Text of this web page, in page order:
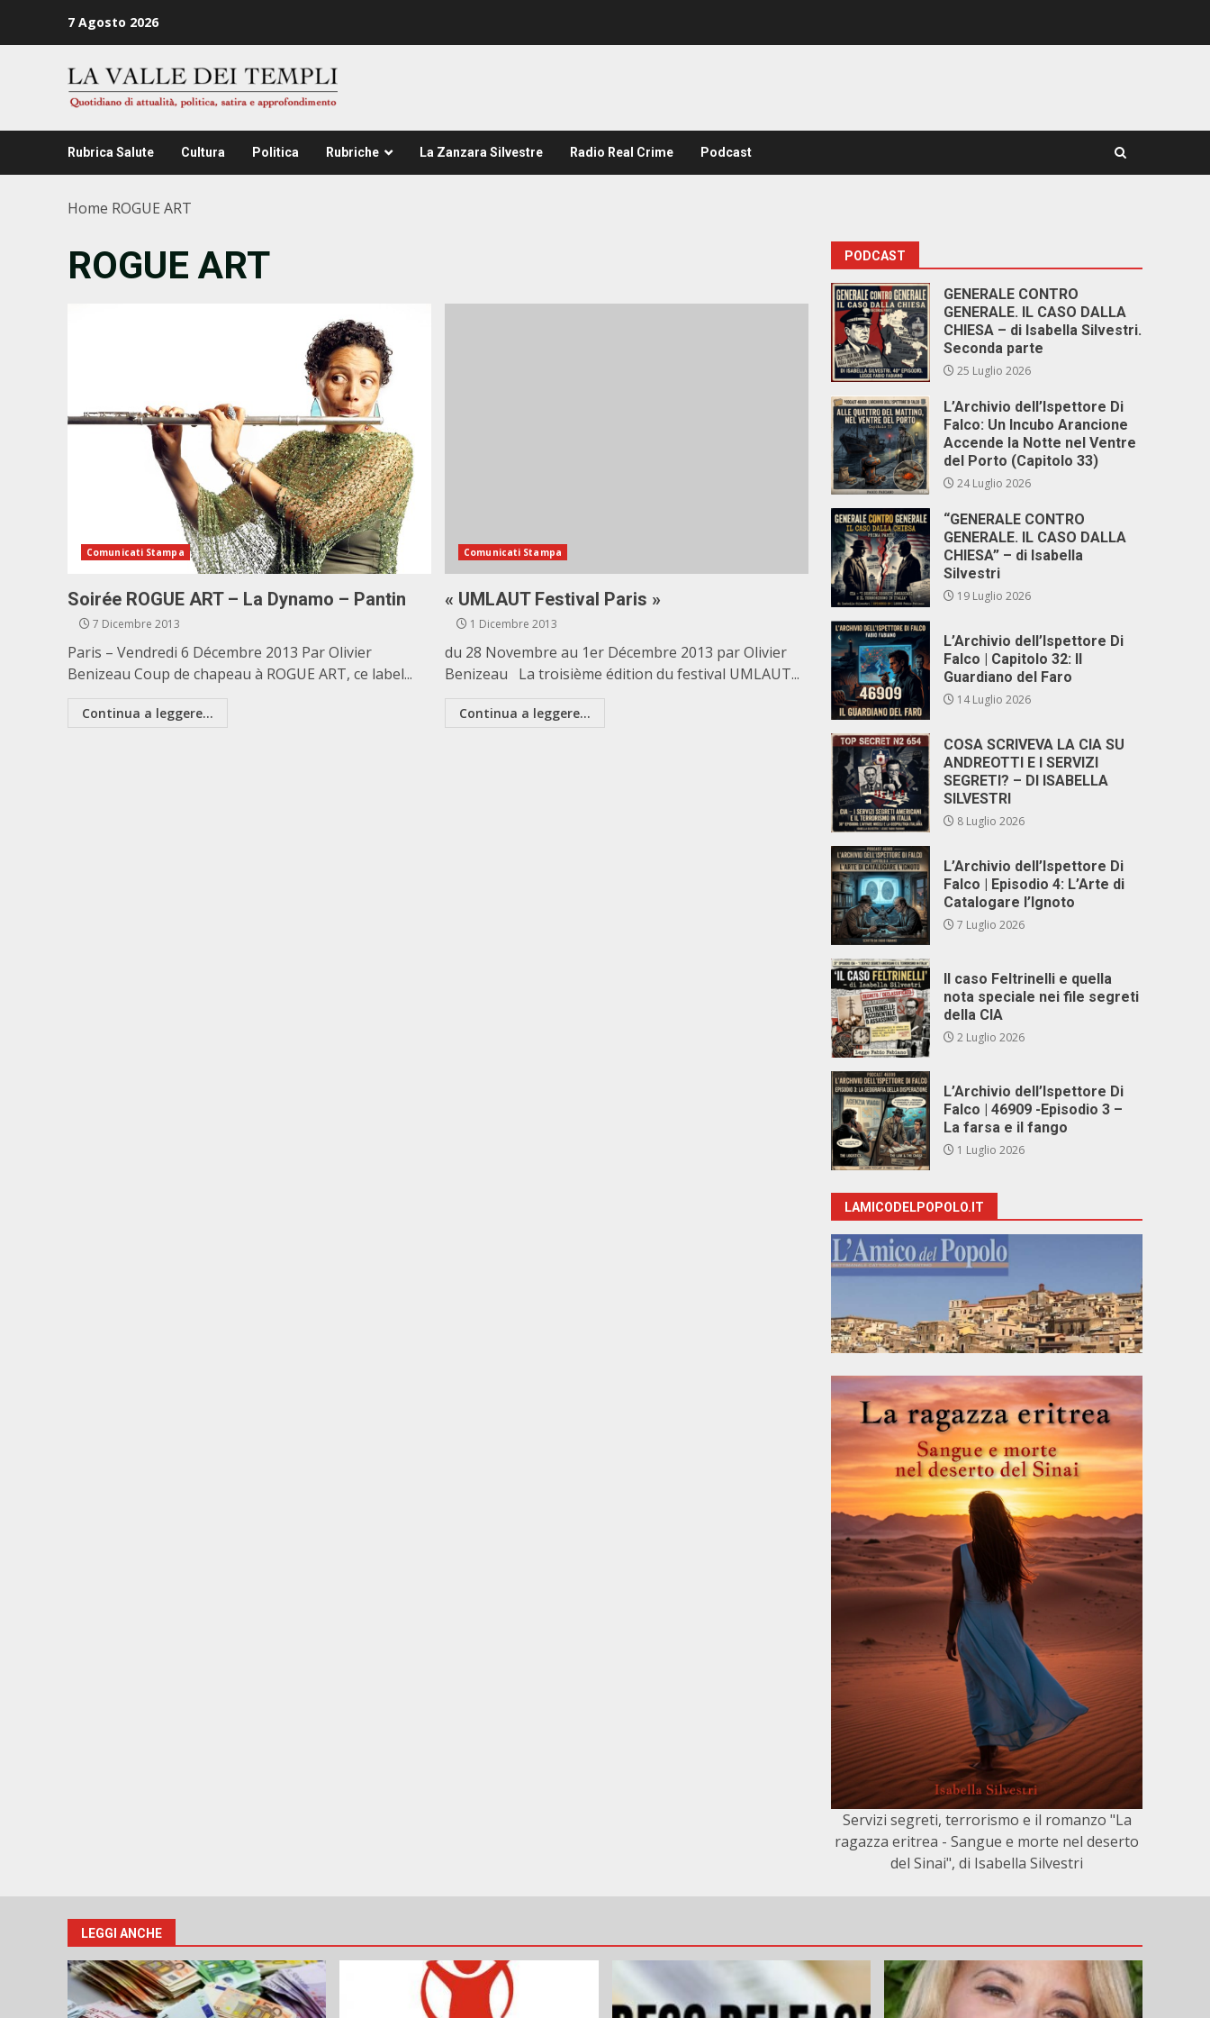
7 Agosto 2026
Rubrica Salute Cultura Politica Rubriche La Zanzara Silvestre Radio Real Crime Podcast
Home ROGUE ART
ROGUE ART
Comunicati Stampa
Soirée ROGUE ART – La Dynamo – Pantin
7 Dicembre 2013
Paris – Vendredi 6 Décembre 2013 Par Olivier
Benizeau Coup de chapeau à ROGUE ART, ce label...
Continua a leggere...
Comunicati Stampa
« UMLAUT Festival Paris »
1 Dicembre 2013
du 28 Novembre au 1er Décembre 2013 par Olivier
Benizeau La troisième édition du festival UMLAUT...
Continua a leggere...
PODCAST
GENERALE CONTRO
GENERALE. IL CASO DALLA
CHIESA – di Isabella Silvestri.
Seconda parte
25 Luglio 2026
L’Archivio dell’Ispettore Di
Falco: Un Incubo Arancione
Accende la Notte nel Ventre
del Porto (Capitolo 33)
24 Luglio 2026
“GENERALE CONTRO
GENERALE. IL CASO DALLA
CHIESA” – di Isabella
Silvestri
19 Luglio 2026
L’Archivio dell’Ispettore Di
Falco | Capitolo 32: Il
Guardiano del Faro
14 Luglio 2026
COSA SCRIVEVA LA CIA SU
ANDREOTTI E I SERVIZI
SEGRETI? – DI ISABELLA
SILVESTRI
8 Luglio 2026
L’Archivio dell’Ispettore Di
Falco | Episodio 4: L’Arte di
Catalogare l’Ignoto
7 Luglio 2026
Il caso Feltrinelli e quella
nota speciale nei file segreti
della CIA
2 Luglio 2026
L’Archivio dell’Ispettore Di
Falco | 46909 -Episodio 3 –
La farsa e il fango
1 Luglio 2026
LAMICODELPOPOLO.IT
Servizi segreti, terrorismo e il romanzo "La
ragazza eritrea - Sangue e morte nel deserto
del Sinai", di Isabella Silvestri
LEGGI ANCHE